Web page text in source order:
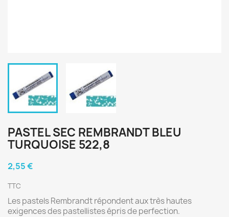
PASTEL SEC REMBRANDT BLEU
TURQUOISE 522,8
2,55 €
TTC
Les pastels Rembrandt répondent aux très hautes
exigences des pastellistes épris de perfection.